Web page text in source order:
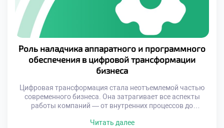
Роль наладчика аппаратного и программного
обеспечения в цифровой трансформации
бизнеса
Цифровая трансформация стала неотъемлемой частью
современного бизнеса. Она затрагивает все аспекты
работы компаний — от внутренних процессов до
интеграция новых технологий невозможна без
Читать далее